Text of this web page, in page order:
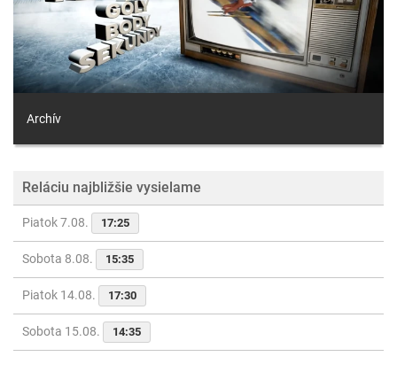
Archív
Reláciu najbližšie vysielame
Piatok 7.08. 17:25
Sobota 8.08. 15:35
Piatok 14.08. 17:30
Sobota 15.08. 14:35